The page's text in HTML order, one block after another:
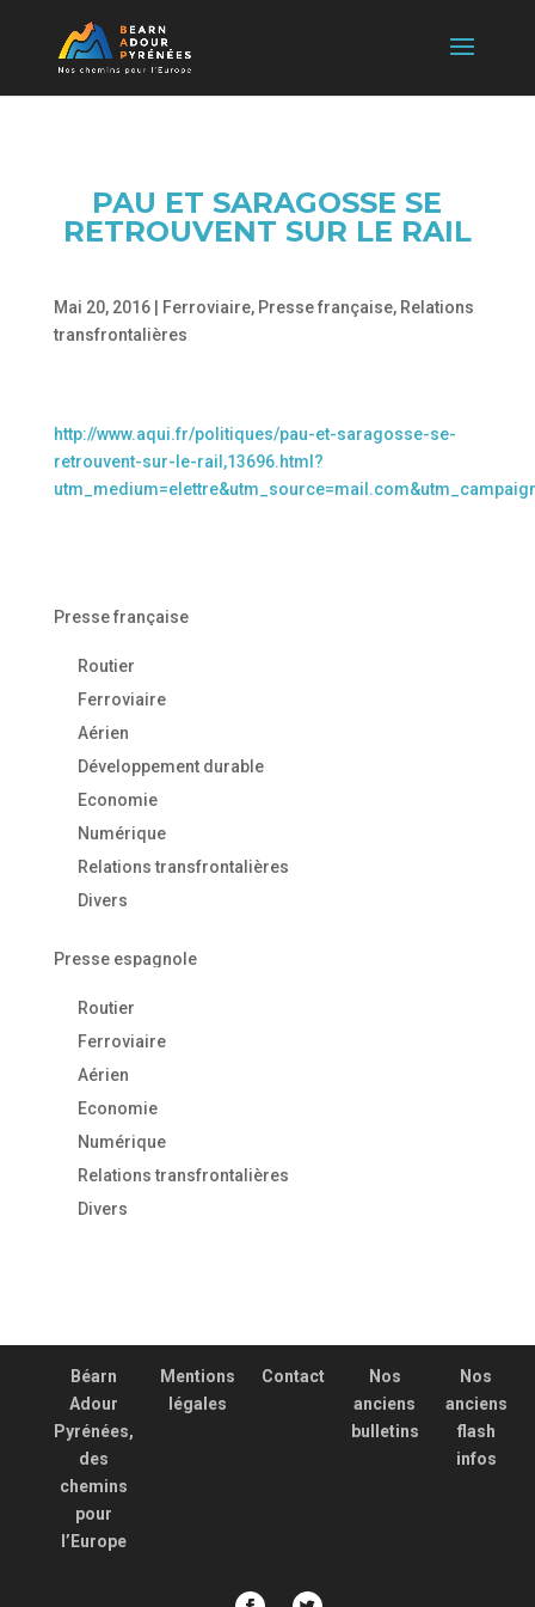
PAU ET SARAGOSSE SE
RETROUVENT SUR LE RAIL
Mai 20, 2016| Ferroviaire, Presse française, Relations
transfrontalières
http://www.aqui.fr/politiques/pau-et-saragosse-se-
retrouvent-sur-le-rail,13696.html?
Presse française
Routier
Ferroviaire
Aérien
Développement durable
Economie
Numérique
Relations transfrontalières
Divers
Presse espagnole
Routier
Ferroviaire
Aérien
Economie
Numérique
Relations transfrontalières
Divers
Béarn
Adour
Pyrénées,
des
chemins
pour
l’Europe
Mentions
légales
Contact
Nos
anciens
bulletins
Nos
anciens
flash
infos